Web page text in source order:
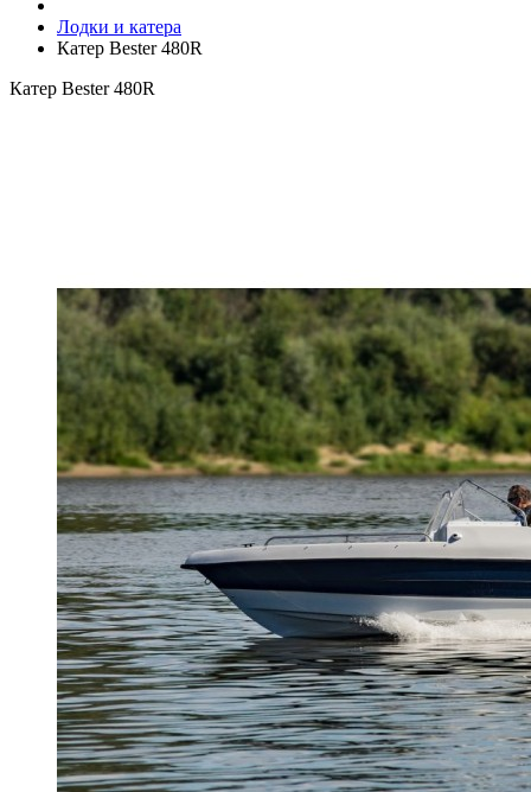
Лодки и катера
Катер Bester 480R
Катер Bester 480R